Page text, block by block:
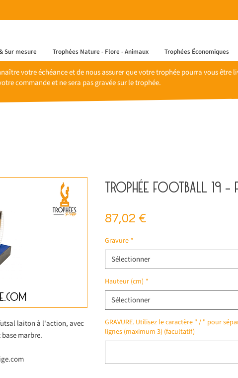
Sur mesure Trophées Nature - Flore - Animaux Trophées Économiques
votre échéance et de nous assurer que votre trophée pourra vous être
commande et ne sera pas gravée sur le trophée.
laiton à l'action, avec
marbre.
Trophée football 19 -
87,02 €
Gravure *
Sélectionner
Hauteur (cm) *
Sélectionner
GRAVURE. Utilisez le caractère " / " pour
lignes (maximum 3) (facultatif)